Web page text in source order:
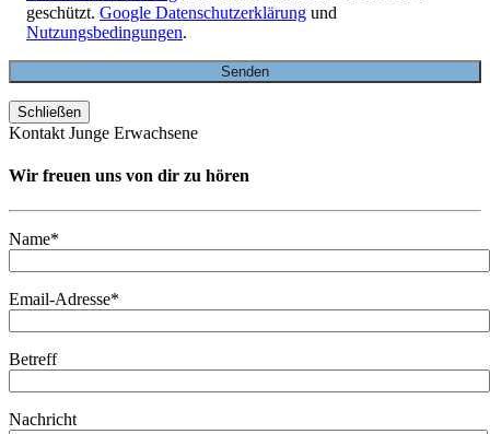
geschützt. Google Datenschutzerklärung und
Nutzungsbedingungen.
Schließen
Kontakt Junge Erwachsene
Wir freuen uns von dir zu hören
Name*
Email-Adresse*
Betreff
Nachricht